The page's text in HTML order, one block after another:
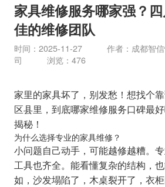
家具维修服务哪家强？
佳的维修团队
时间：2025-11-27 作者：成都智信
司 浏览：476
家里的家具坏了，别发愁！想找个
区县里，到底哪家维修服务口碑最
揭秘！
为什么选择专业的家具维修？
小问题自己动手，可能越修越糟。
工具也齐全。能看懂复杂的结构，
如，沙发塌陷了，木桌裂开了，衣